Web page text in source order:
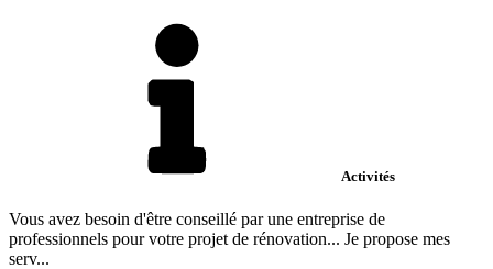
Activités
Vous avez besoin d'être conseillé par une entreprise de
professionnels pour votre projet de rénovation... Je propose mes
serv...